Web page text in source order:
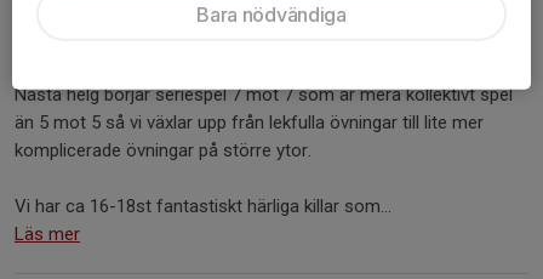
Seriespel 7 mot 7 matchschema!
Nästa helg börjar seriespel 7 mot 7 som är mera kollektivt spel
än 5 mot 5 så vi växlar upp från lekfulla övningar till lite mer
komplicerade övningar på större ytor.
Vi har ca 16-18st fantastiskt härliga killar som...
Läs mer
Bara nödvändiga